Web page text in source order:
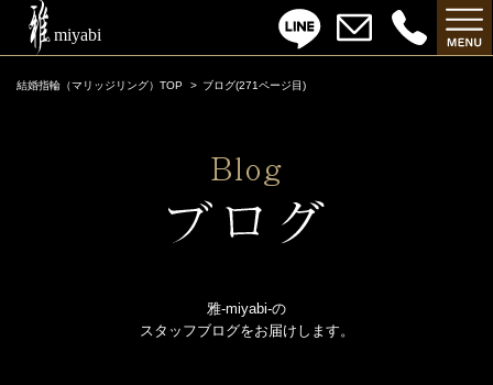
結婚指輪（マリッジリング）TOP ブログ(271ページ目)
雅-miyabi-の
スタッフブログをお届けします。